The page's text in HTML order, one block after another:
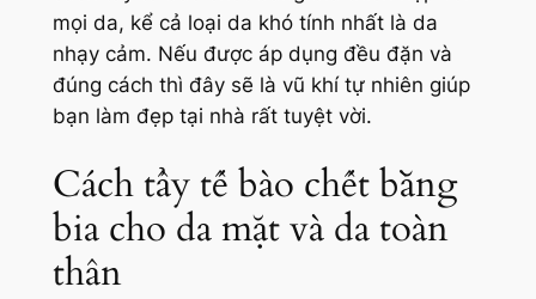
mọi da, kể cả loại da khó tính nhất là da
nhạy cảm. Nếu được áp dụng đều đặn và
đúng cách thì đây sẽ là vũ khí tự nhiên giúp
bạn làm đẹp tại nhà rất tuyệt vời.
Cách tẩy tế bào chết bằng
bia cho da mặt và da toàn
thân